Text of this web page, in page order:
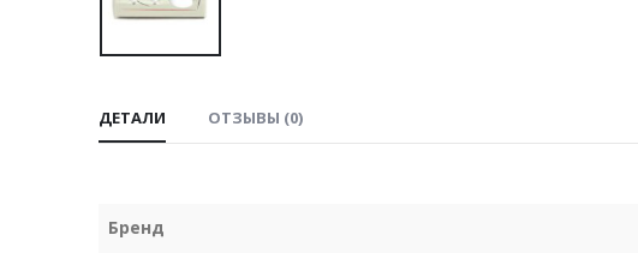
ДЕТАЛИ ОТЗЫВЫ (0)
Бренд